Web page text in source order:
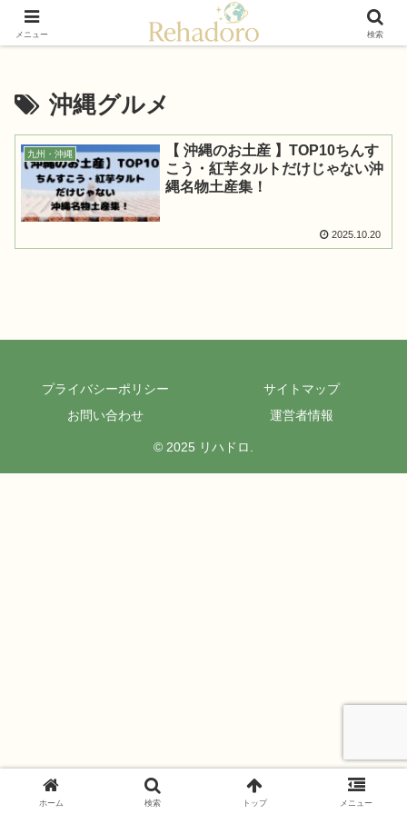
癒しと再発見の“黄金旅”ガイド
沖縄グルメ
九州・沖縄
【 沖縄のお土産 】TOP10ちんす
こう・紅芋タルトだけじゃない沖
縄名物土産集！
2025.10.20
プライバシーポリシー
サイトマップ
お問い合わせ
運営者情報
© 2025 リハドロ.
メニュー 検索
ホーム 検索 トップ メニュー